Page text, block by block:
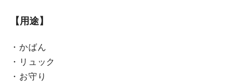
【用途】
・かばん
・リュック
・お守り